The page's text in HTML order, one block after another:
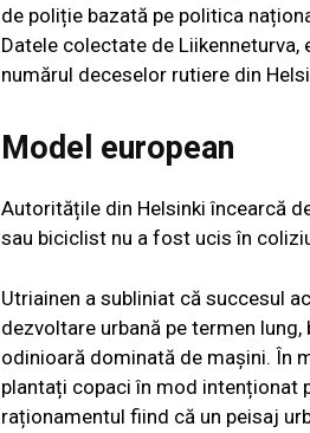
de poliție bazată pe politica
Datele colectate de
numărul deceselor rutiere din
Model european
Autoritățile din Helsinki încearcă
sau biciclist nu a fost ucis în
Utriainen a subliniat că succesul
dezvoltare urbană pe termen
odinioară dominată de mașini. În
plantați copaci în mod
raționamentul fiind că un peisaj